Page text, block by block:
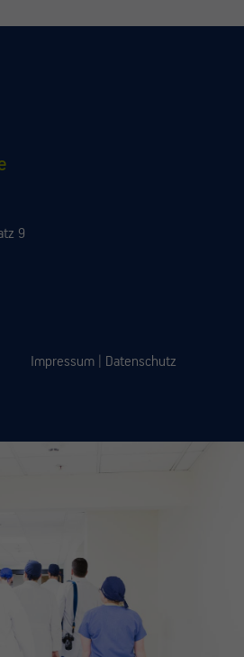
9
Impressum Datenschutz